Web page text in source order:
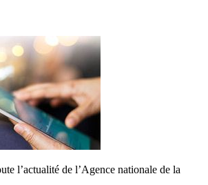
l’actualité de l’Agence nationale de la